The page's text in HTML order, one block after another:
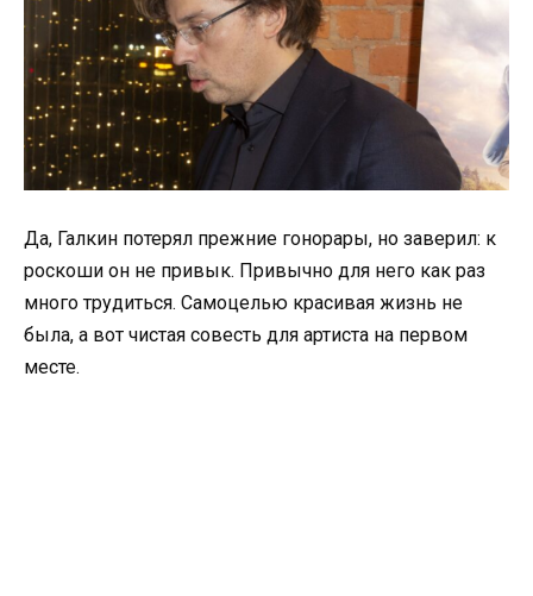
Да, Галкин потерял прежние гонорары, но заверил: к
роскоши он не привык. Привычно для него как раз
много трудиться. Самоцелью красивая жизнь не
была, а вот чистая совесть для артиста на первом
месте.